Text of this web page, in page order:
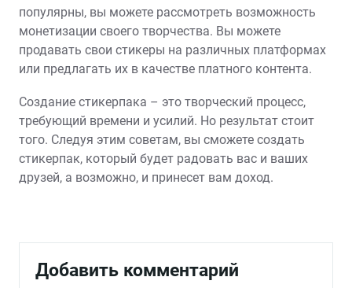
популярны, вы можете рассмотреть возможность
монетизации своего творчества. Вы можете
продавать свои стикеры на различных платформах
или предлагать их в качестве платного контента.
Создание стикерпака – это творческий процесс,
требующий времени и усилий. Но результат стоит
того. Следуя этим советам, вы сможете создать
стикерпак, который будет радовать вас и ваших
друзей, а возможно, и принесет вам доход.
Добавить комментарий